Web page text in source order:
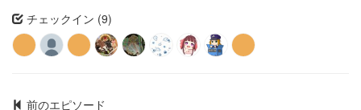
チェックイン (9)
前のエピソード